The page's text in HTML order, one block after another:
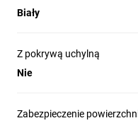
Biały
Z pokrywą uchylną
Nie
Zabezpieczenie